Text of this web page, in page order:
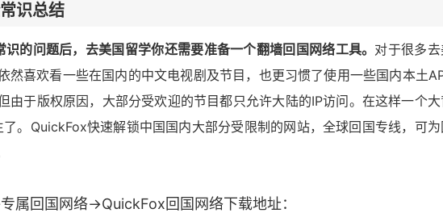
识总结
的问题后，去美国留学你还需要准备一个翻墙回国网络工具。 对于很多
然喜欢看一些在国内的中文电视剧及节目，也更习惯了使用一些国内本土
由于版权原因，大部分受欢迎的节目都只允许大陆的IP访问。在这样一个大
了。QuickFox快速解锁中国国内大部分受限制的网站，全球回国专线，可为
属回国网络→QuickFox回国网络下载地址：